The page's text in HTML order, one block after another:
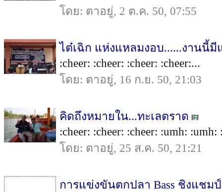
โดย: ตาอยู่, 2 ต.ค. 50, 07:55
ไต๋เฉิก แห่งแหลมงอบ......งานนี้มีแ
:cheer: :cheer: :cheer: :cheer:...
โดย: ตาอยู่, 16 ก.ย. 50, 21:03
คิดถึงหมายใน...ทะเลตราด
:cheer: :cheer: :cheer: :umh: :umh:
โดย: ตาอยู่, 25 ส.ค. 50, 21:21
การแข่งขันตกปลา Bass ชิงแชม